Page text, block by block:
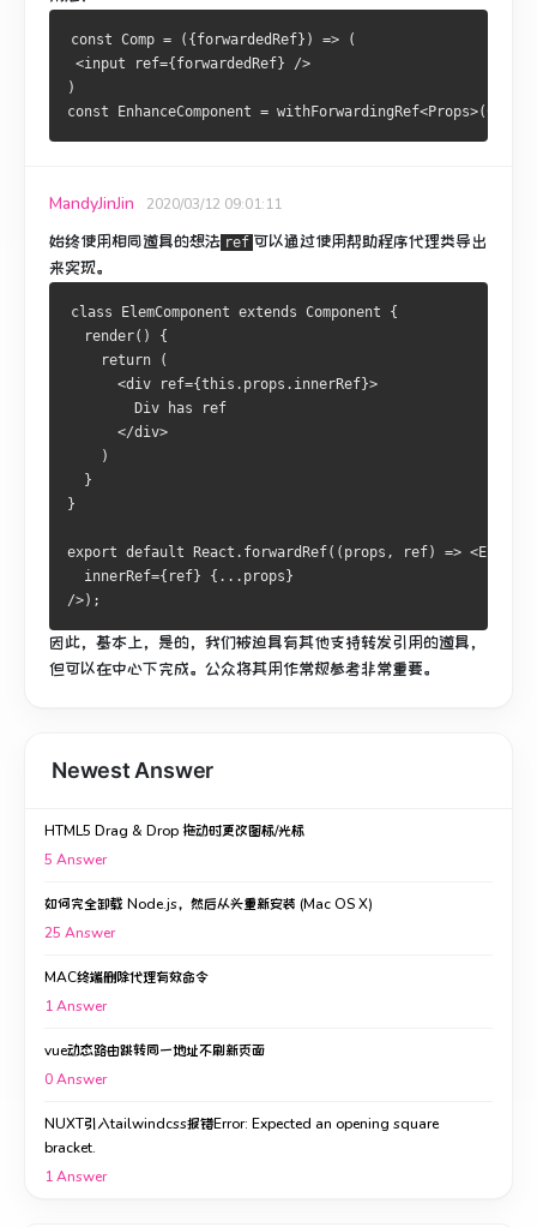
const Comp = ({forwardedRef}) => (
<input ref={forwardedRef} />
)
const EnhanceComponent =
MandyJinJin 2020/03/12 09:01:11
始终使用相同道具的想法 ref 可以通过使用帮助程序代理类导出
来实现。
class ElemComponent extends Component {
  render() {
    return (
      <div ref={this.props.innerRef}>
        Div has ref
      </div>
    )
  }
}
export default React.forwardRef((props, ref) =>
  innerRef={ref} {...props}
/>);
因此，基本上，是的，我们被迫具有其他支持转发引用的道具，
但可以在中心下完成。 公众将其用作常规参考非常重要。
Newest Answer
HTML5 Drag & Drop 拖动时更改图标/光标
5 Answer
如何完全卸载 Node.js，然后从头重新安装 (Mac OS X)
25 Answer
MAC终端删除代理有效命令
1Answer
vue动态路由跳转同一地址不刷新页面
0Answer
NUXT引入tailwindcss报错Error: Expected an opening square
bracket.
1Answer